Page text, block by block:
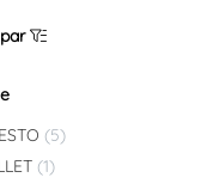
(5)
(1)